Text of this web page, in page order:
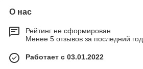
О нас
Рейтинг не сформирован
Менее 5 отзывов за последний год
Работает с 03.01.2022